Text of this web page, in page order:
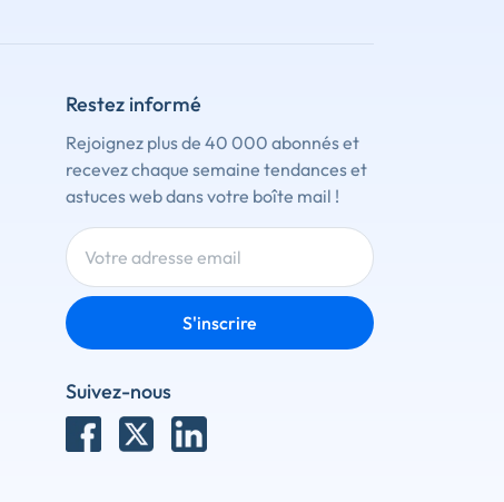
Restez informé
Rejoignez plus de 40 000 abonnés et
recevez chaque semaine tendances et
astuces web dans votre boîte mail !
S'inscrire
Suivez-nous